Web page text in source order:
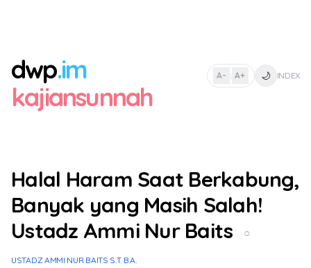
dwp.im
kajiansunnah
A- | A+ 🌙 INDEX
Halal Haram Saat Berkabung,
Banyak yang Masih Salah!
Ustadz Ammi Nur Baits
○
USTADZ AMMI NUR BAITS S.T. B.A.